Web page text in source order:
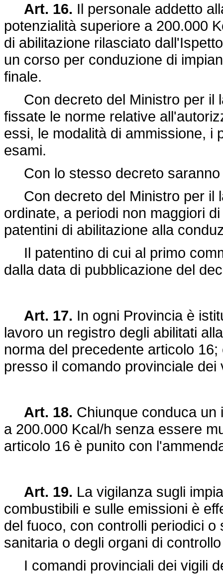
Art. 16. Il personale addetto
potenzialità superiore a 200.000
di abilitazione rilasciato
un corso per conduzione di
finale.
Con decreto del Ministro per il
fissate le norme relative
essi, le modalità di ammissione, i
esami.
Con lo stesso decreto saranno
Con decreto del Ministro per il
ordinate, a periodi non maggiori
patentini di abilitazione alla
Il patentino di cui al primo
dalla data di pubblicazione del
Art. 17. In ogni Provincia è
lavoro un registro degli abilitati
norma del precedente articolo
presso il comando provinciale dei
Art. 18. Chiunque conduca un
a 200.000 Kcal/h senza essere
articolo 16 è punito con
Art. 19. La vigilanza sugli
combustibili e sulle emissioni è
del fuoco, con controlli periodici
sanitaria o degli organi di
I comandi provinciali dei vigili